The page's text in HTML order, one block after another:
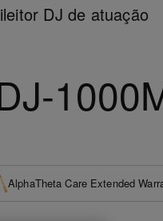
DJ de atuação
AlphaTheta Care Extended